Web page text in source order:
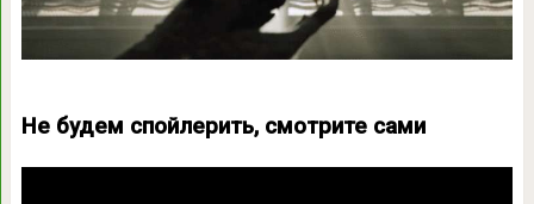
Не будем спойлерить, смотрите сами